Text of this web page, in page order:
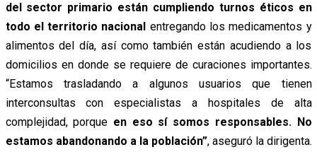
del sector primario están cumpliendo turnos éticos en
todo el territorio nacional entregando los medicamentos y
alimentos del día, así como también están acudiendo a los
domicilios en donde se requiere de curaciones importantes.
“Estamos trasladando a algunos usuarios que tienen
interconsultas con especialistas a hospitales de alta
complejidad, porque en eso sí somos responsables. No
estamos abandonando a la población”, aseguró la dirigenta.